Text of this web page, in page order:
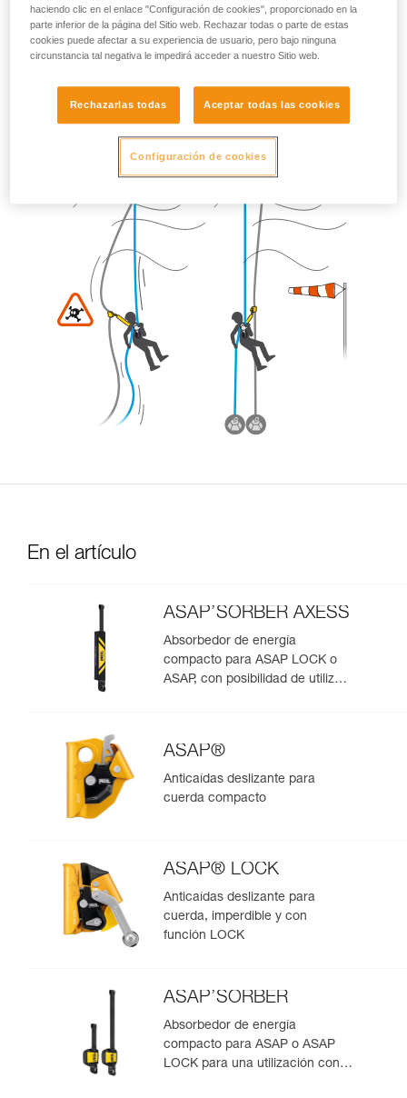
Conexión de la punta de la cuerda al anclaje
Estas tres opciones deben ser estudiadas en el plan de
de los riesgos específicos a la situación.
En el artículo
ASAP’SORBER AXESS
Absorbedor de energía
compacto para ASAP LOCK o
ASAP, con posibilidad de utilizar
ASAP®
Anticaídas deslizante para
cuerda compacto
ASAP® LOCK
Anticaídas deslizante para
cuerda, imperdible y con
función LOCK
ASAP’SORBER
Absorbedor de energía
compacto para ASAP o ASAP
LOCK para una utilización con
haciendo clic en el enlace "Configuración de cookies", proporcionado en la
parte inferior de la página del Sitio web. Rechazar todas o parte de estas
cookies puede afectar a su experiencia de usuario, pero bajo ninguna
circunstancia tal negativa le impedirá acceder a nuestro Sitio web.
Rechazarlas todas Aceptar todas las cookies
Configuración de cookies